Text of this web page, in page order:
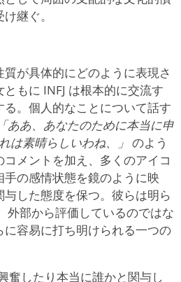
継ぐ。
が具体的にどのように表現さ
もに INFJ は根本的に交流す
。個人的なことについて話す
「ああ、あなたのために本当に申
れは素晴らしいわね、」 のよう
メントを加え、多くのアイコ
の感情状態を鏡のように映
した態度を保つ。彼らは明ら
外部から評価しているのではな
に容易に打ち明けられる一つの
奮したり本当に誰かと関与し